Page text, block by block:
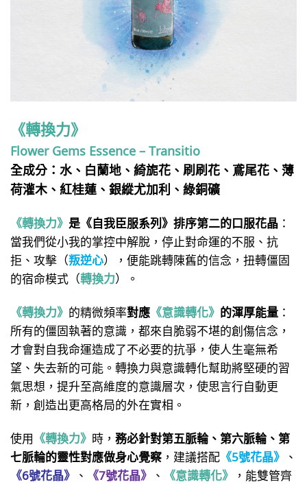
《轉換力》
Flower Gems Essence – Transitio
全成分：水、白蘭地、綺旎花、刷刷花、鳶尾花、薄
荷灌木、紅桂蓮、銀縱尤加利、綠銅礦
《轉換力》 是《自我臣服系列》排序第二的口服花晶 ：
當我們從小我的掌控中解脫，停止對命運的不服、抗
拒、攻擊（叛逆心），便能跳轉陳舊的信念，扭轉僵固
的宿命模式（轉換力）。
《轉換力》 的精微頻率對應 《意識轉化》 的渾厚能量 ：
所有的僵固執著的意識，都來自脆弱不堪的創傷信念，
才會對自我命運造成了不必要的抗爭，使人生毫無希
望、失去新的可能。轉換力與意識轉化幫助將堅硬的習
氣思想，提升至高維度的意識層次，使思言行自動更
新，創造出更高格局的外在實相。
使用 《轉換力》 時， 務必針對第五脈輪、第六脈輪、第
七脈輪的靈性對應做身心覺察 ，建議搭配 《5號花晶》 、
《6號花晶》 、 《7號花晶》 、 《意識轉化》 ，能雙管齊